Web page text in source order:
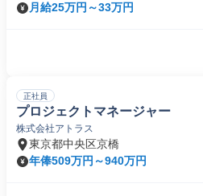
月給25万円～33万円
正社員
プロジェクトマネージャー
株式会社アトラス
東京都中央区京橋
年俸509万円～940万円